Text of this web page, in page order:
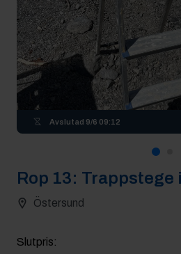
Avslutad 9/6 09:12
Rop 13: Trappstege
Östersund
Slutpris: